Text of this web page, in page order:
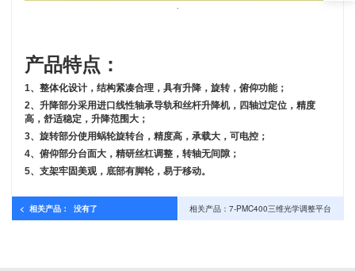
.
产品特点：
1、整体化设计，结构紧凑合理，具有升降，旋转，俯仰功能；
2、升降部分采用进口线性轴承导轨和丝杆升降机，四轴过定位，精度
高，舒适稳定，升降范围大；
3、旋转部分使用蜗轮旋转台，精度高，承载大，可电控；
4、俯仰部分台面大，精研丝杠调整，转轴无间隙；
5、支架牢固美观，底部有脚轮，易于移动。
< 相关产品： 没有了 相关产品：7-PMC400三维光学调整平台